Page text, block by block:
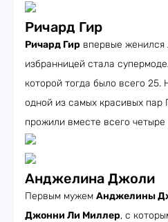
Ричард Гир
Ричард Гир впервые женился
избранницей стала
которой тогда было всего 25.
одной из самых красивых пар
прожили вместе всего
Анджелина Джоли
Первым мужем Анджелины
Джонни Ли Миллер, с